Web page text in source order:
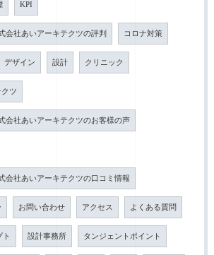
KPI
会社あいアーキテクツの評判 コロナ対策
デザイン 設計 クリニック
ツ
会社あいアーキテクツのお客様の声
会社あいアーキテクツの口コミ情報
お問い合わせ アクセス よくある質問
ト 設計事務所 タンジェントポイント